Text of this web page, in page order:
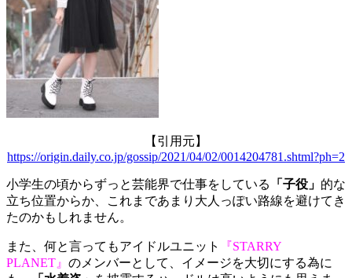
【引用元】
https://origin.daily.co.jp/gossip/2021/04/02/0014204781.shtml?ph=2
小学生の頃からずっと芸能界で仕事をしている 「子役」 的な
立ち位置からか、これまであまり大人っぽい路線を避けてき
たのかもしれません。
また、何と言ってもアイドルユニット
『STARRY
PLANET』 のメンバーとして、イメージを大切にする為に